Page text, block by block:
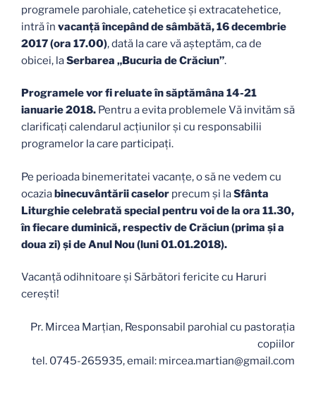
programele parohiale, catehetice şi extracatehetice,
intră în vacanţă începând de sâmbătă, 16 decembrie
2017 (ora 17.00), dată la care vă așteptăm, ca de
obicei, laSerbarea „Bucuria de Crăciun”.
Programele vor fi reluate în săptămâna 14-21
ianuarie 2018. Pentru a evita problemele Vă invităm să
clarificați calendarul acțiunilor și cu responsabilii
programelor la care participați.
Pe perioada binemeritatei vacanțe, o să ne vedem cu
ocaziabinecuvântării caselor precum și laSfânta
Liturghie celebrată special pentru voi de la ora 11.30,
în fiecare duminică, respectiv de Crăciun (prima și a
doua zi) și de Anul Nou (luni 01.01.2018).
Vacanță odihnitoare și Sărbători fericite cu Haruri
cerești!
Pr. Mircea Marțian, Responsabil parohial cu pastoraţia
copiilor
tel. 0745-265935, email: mircea.martian@gmail.com